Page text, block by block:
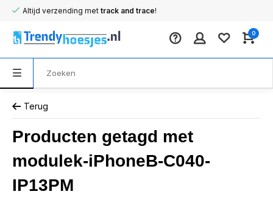
Altijd verzending met track and trace!
0
Terug
Producten getagd met
modulek-iPhoneB-C040-
IP13PM